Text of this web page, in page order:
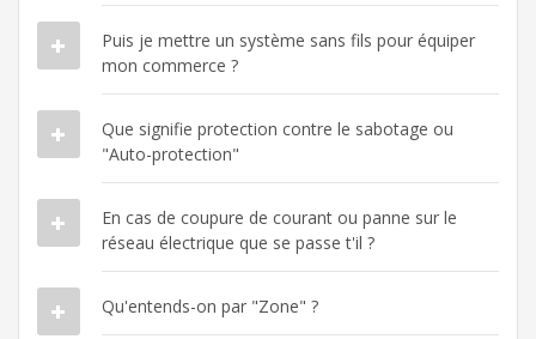
Puis je mettre un système sans fils pour équiper
mon commerce ?
Que signifie protection contre le sabotage ou
"Auto-protection"
En cas de coupure de courant ou panne sur le
réseau électrique que se passe t'il ?
Qu'entends-on par "Zone" ?